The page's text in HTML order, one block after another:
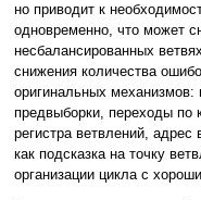
но приводит к
одновременно, что может
несбалансированных
снижения количества
оригинальных механизмов:
предвыборки, переходы по
регистра ветвлений, адрес
как подсказка на точку
организации цикла с